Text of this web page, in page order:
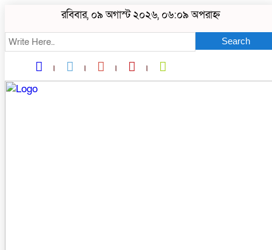
রবিবার, ০৯ অগাস্ট ২০২৬, ০৬:০৯ অপরাহ্ন
Search